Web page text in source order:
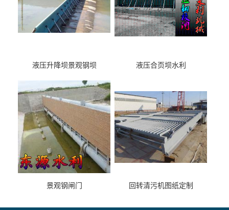
液压升降坝景观钢坝 液压合页坝水利
景观钢闸门 回转清污机图纸定制